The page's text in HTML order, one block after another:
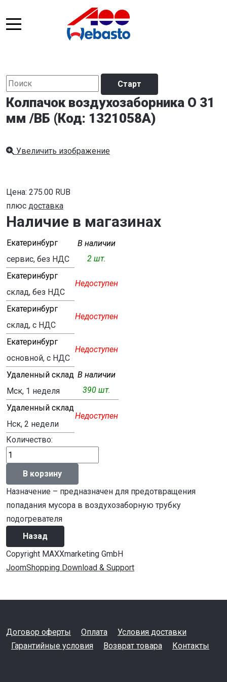
Колпачок воздухозаборника O 31
мм /ВБ (Код: 1321058A)
Увеличить изображение
Цена: 275.00 RUB
плюс доставка
Наличие в магазинах
Екатеринбург
В наличии
2 шт.
сервис, без НДС
Екатеринбург
Недоступен
склад, без НДС
Екатеринбург
Недоступен
склад, с НДС
Екатеринбург
Недоступен
основной, с НДС
Удаленный склад В наличии
390 шт.
Мск, 1 неделя
Удаленный склад
Недоступен
Нск, 2 недели
Количество:
Назначение – предназначен для предотвращения
попадания мусора в воздухозаборную трубку
подогревателя
Copyright MAXXmarketing GmbH
JoomShopping Download & Support
Договор оферты Оплата
Условия доставки
Гарантийные условия
Возврат товара Контакты